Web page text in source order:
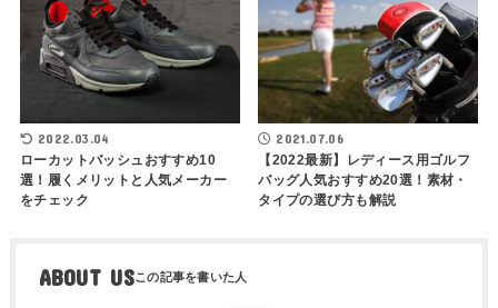
2022.03.04
ローカットバッシュおすすめ10
選！履くメリットと人気メーカー
をチェック
2021.07.06
【2022最新】レディース用ゴルフ
バッグ人気おすすめ20選！素材・
タイプの選び方も解説
ABOUT US